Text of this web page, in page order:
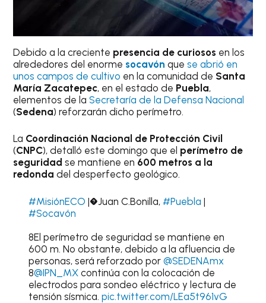
Debido a la creciente presencia de curiosos en los
alrededores del enorme socavón quese abrió en
unos campos de cultivo en la comunidad de Santa
María Zacatepec, en el estado de Puebla,
elementos de laSecretaría de la Defensa Nacional
(Sedena) reforzarán dicho perímetro.
La Coordinación Nacional de Protección Civil
(CNPC), detalló este domingo que el perímetro de
seguridad se mantiene en 600 metros a la
redonda del desperfecto geológico.
#MisiónECO |�Juan C.Bonilla, #Puebla |
#Socavón
8El perímetro de seguridad se mantiene en
600 m. No obstante, debido a la afluencia de
personas, será reforzado por @SEDENAmx
8@IPN_MXcontinúa con la colocación de
electrodos para sondeo eléctrico y lectura de
tensión sísmica. pic.twitter.com/LEa5t961vG